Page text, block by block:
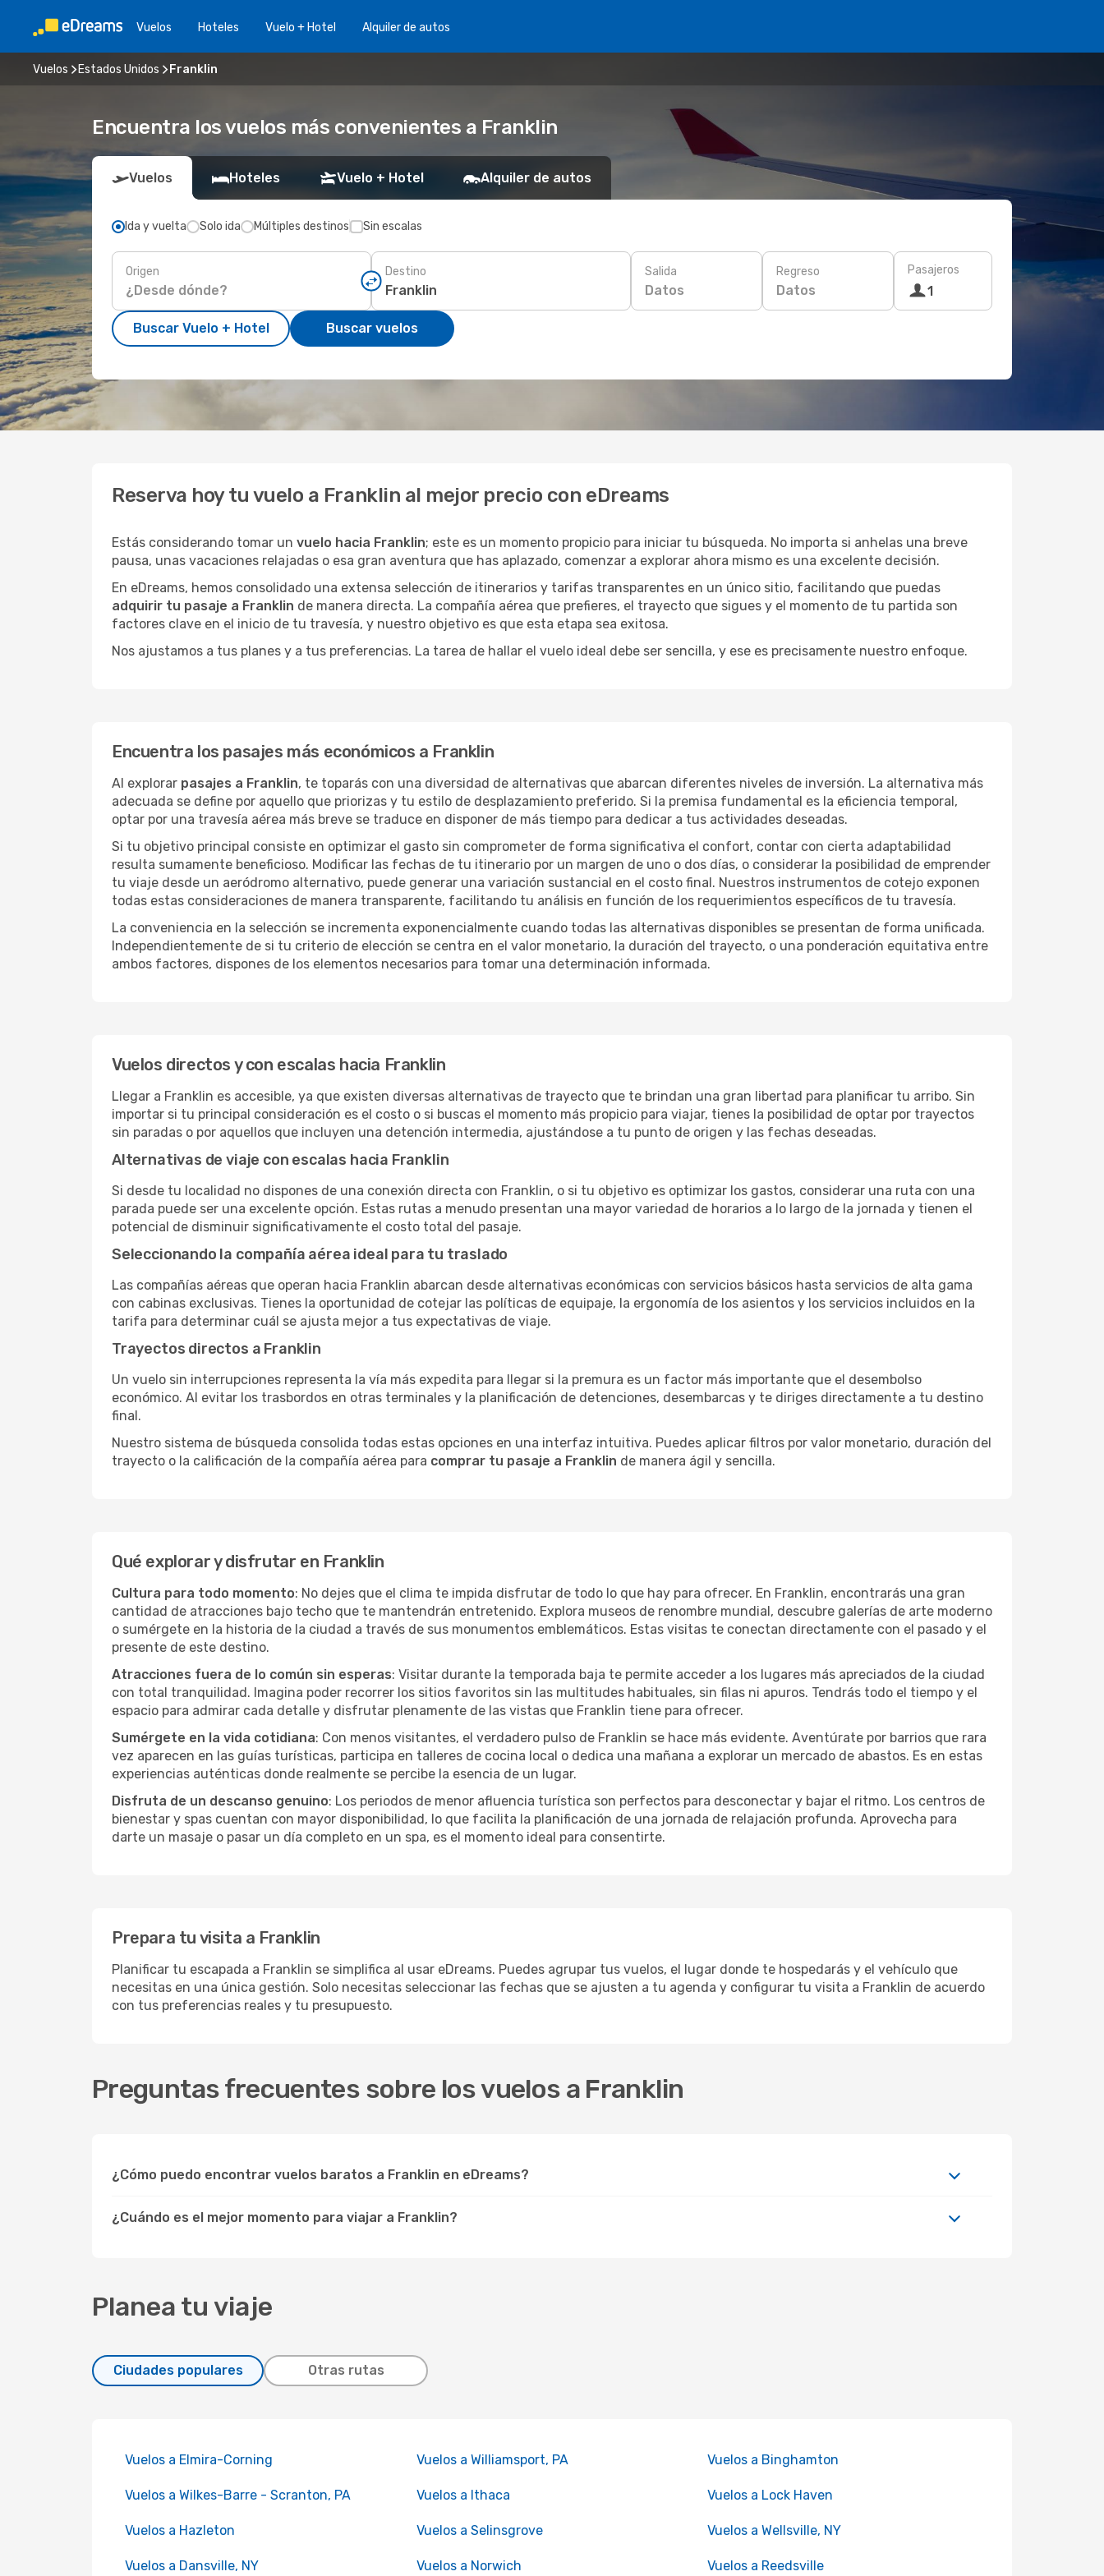
Vuelos Hoteles Vuelo + Hotel Alquiler de autos
Vuelos Estados Unidos Franklin
Encuentra los vuelos más convenientes a Franklin
Vuelos Hoteles Vuelo + Hotel Alquiler de autos
Ida y vuelta Solo ida Múltiples destinos Sin escalas
Origen Destino Salida
Datos
Regreso
Datos
Pasajeros
1
Buscar Vuelo + Hotel Buscar vuelos
Reserva hoy tu vuelo a Franklin al mejor precio con eDreams
Estás considerando tomar un vuelo hacia Franklin; este es un momento propicio para iniciar tu búsqueda. No importa si anhelas una breve
pausa, unas vacaciones relajadas o esa gran aventura que has aplazado, comenzar a explorar ahora mismo es una excelente decisión.
En eDreams, hemos consolidado una extensa selección de itinerarios y tarifas transparentes en un único sitio, facilitando que puedas
adquirir tu pasaje a Franklin de manera directa. La compañía aérea que prefieres, el trayecto que sigues y el momento de tu partida son
factores clave en el inicio de tu travesía, y nuestro objetivo es que esta etapa sea exitosa.
Nos ajustamos a tus planes y a tus preferencias. La tarea de hallar el vuelo ideal debe ser sencilla, y ese es precisamente nuestro enfoque.
Encuentra los pasajes más económicos a Franklin
Al explorar pasajes a Franklin, te toparás con una diversidad de alternativas que abarcan diferentes niveles de inversión. La alternativa más
adecuada se define por aquello que priorizas y tu estilo de desplazamiento preferido. Si la premisa fundamental es la eficiencia temporal,
optar por una travesía aérea más breve se traduce en disponer de más tiempo para dedicar a tus actividades deseadas.
Si tu objetivo principal consiste en optimizar el gasto sin comprometer de forma significativa el confort, contar con cierta adaptabilidad
resulta sumamente beneficioso. Modificar las fechas de tu itinerario por un margen de uno o dos días, o considerar la posibilidad de emprender
tu viaje desde un aeródromo alternativo, puede generar una variación sustancial en el costo final. Nuestros instrumentos de cotejo exponen
todas estas consideraciones de manera transparente, facilitando tu análisis en función de los requerimientos específicos de tu travesía.
La conveniencia en la selección se incrementa exponencialmente cuando todas las alternativas disponibles se presentan de forma unificada.
Independientemente de si tu criterio de elección se centra en el valor monetario, la duración del trayecto, o una ponderación equitativa entre
ambos factores, dispones de los elementos necesarios para tomar una determinación informada.
Vuelos directos y con escalas hacia Franklin
Llegar a Franklin es accesible, ya que existen diversas alternativas de trayecto que te brindan una gran libertad para planificar tu arribo. Sin
importar si tu principal consideración es el costo o si buscas el momento más propicio para viajar, tienes la posibilidad de optar por trayectos
sin paradas o por aquellos que incluyen una detención intermedia, ajustándose a tu punto de origen y las fechas deseadas.
Alternativas de viaje con escalas hacia Franklin
Si desde tu localidad no dispones de una conexión directa con Franklin, o si tu objetivo es optimizar los gastos, considerar una ruta con una
parada puede ser una excelente opción. Estas rutas a menudo presentan una mayor variedad de horarios a lo largo de la jornada y tienen el
potencial de disminuir significativamente el costo total del pasaje.
Seleccionando la compañía aérea ideal para tu traslado
Las compañías aéreas que operan hacia Franklin abarcan desde alternativas económicas con servicios básicos hasta servicios de alta gama
con cabinas exclusivas. Tienes la oportunidad de cotejar las políticas de equipaje, la ergonomía de los asientos y los servicios incluidos en la
tarifa para determinar cuál se ajusta mejor a tus expectativas de viaje.
Trayectos directos a Franklin
Un vuelo sin interrupciones representa la vía más expedita para llegar si la premura es un factor más importante que el desembolso
económico. Al evitar los trasbordos en otras terminales y la planificación de detenciones, desembarcas y te diriges directamente a tu destino
final.
Nuestro sistema de búsqueda consolida todas estas opciones en una interfaz intuitiva. Puedes aplicar filtros por valor monetario, duración del
trayecto o la calificación de la compañía aérea para comprar tu pasaje a Franklin de manera ágil y sencilla.
Qué explorar y disfrutar en Franklin
Cultura para todo momento: No dejes que el clima te impida disfrutar de todo lo que hay para ofrecer. En Franklin, encontrarás una gran
cantidad de atracciones bajo techo que te mantendrán entretenido. Explora museos de renombre mundial, descubre galerías de arte moderno
o sumérgete en la historia de la ciudad a través de sus monumentos emblemáticos. Estas visitas te conectan directamente con el pasado y el
presente de este destino.
Atracciones fuera de lo común sin esperas: Visitar durante la temporada baja te permite acceder a los lugares más apreciados de la ciudad
con total tranquilidad. Imagina poder recorrer los sitios favoritos sin las multitudes habituales, sin filas ni apuros. Tendrás todo el tiempo y el
espacio para admirar cada detalle y disfrutar plenamente de las vistas que Franklin tiene para ofrecer.
Sumérgete en la vida cotidiana: Con menos visitantes, el verdadero pulso de Franklin se hace más evidente. Aventúrate por barrios que rara
vez aparecen en las guías turísticas, participa en talleres de cocina local o dedica una mañana a explorar un mercado de abastos. Es en estas
experiencias auténticas donde realmente se percibe la esencia de un lugar.
Disfruta de un descanso genuino: Los periodos de menor afluencia turística son perfectos para desconectar y bajar el ritmo. Los centros de
bienestar y spas cuentan con mayor disponibilidad, lo que facilita la planificación de una jornada de relajación profunda. Aprovecha para
darte un masaje o pasar un día completo en un spa, es el momento ideal para consentirte.
Prepara tu visita a Franklin
Planificar tu escapada a Franklin se simplifica al usar eDreams. Puedes agrupar tus vuelos, el lugar donde te hospedarás y el vehículo que
necesitas en una única gestión. Solo necesitas seleccionar las fechas que se ajusten a tu agenda y configurar tu visita a Franklin de acuerdo
con tus preferencias reales y tu presupuesto.
Preguntas frecuentes sobre los vuelos a Franklin
¿Cómo puedo encontrar vuelos baratos a Franklin en eDreams?
¿Cuándo es el mejor momento para viajar a Franklin?
Planea tu viaje
Ciudades populares Otras rutas
Vuelos a Elmira-Corning Vuelos a Williamsport, PA Vuelos a Binghamton
Vuelos a Wilkes-Barre - Scranton, PA Vuelos a Ithaca Vuelos a Lock Haven
Vuelos a Hazleton Vuelos a Selinsgrove Vuelos a Wellsville, NY
Vuelos a Dansville, NY Vuelos a Norwich Vuelos a Reedsville